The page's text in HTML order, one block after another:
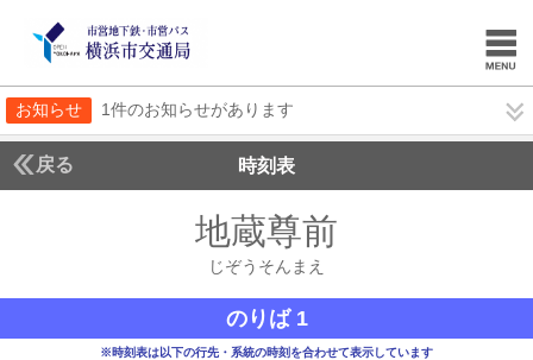
お知らせ 1件のお知らせがあります
戻る 時刻表
地蔵尊前
じぞうそんまえ
のりば 1
※時刻表は以下の行先・系統の時刻を合わせて表示しています